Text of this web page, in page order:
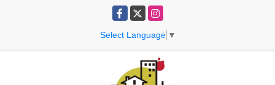
Facebook
X Instagram
Select Language ▼